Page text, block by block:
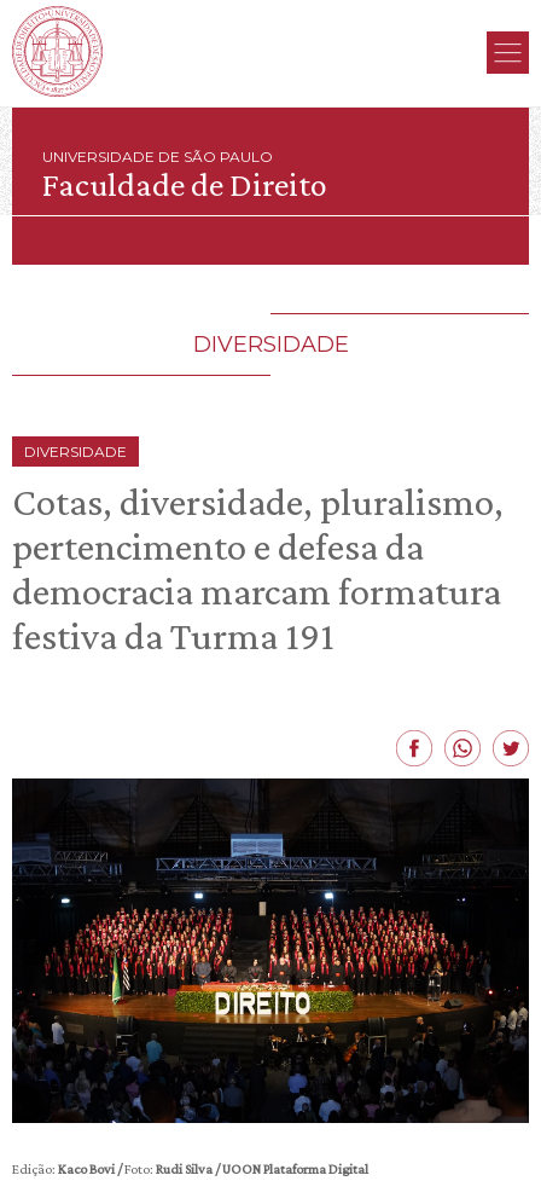
UNIVERSIDADE DE SÃO PAULO
Faculdade de Direito
DIVERSIDADE
DIVERSIDADE
Cotas, diversidade, pluralismo,
pertencimento e defesa da
democracia marcam formatura
festiva da Turma 191
Edição: Kaco Bovi /Foto: Rudi Silva / UOON Plataforma Digital